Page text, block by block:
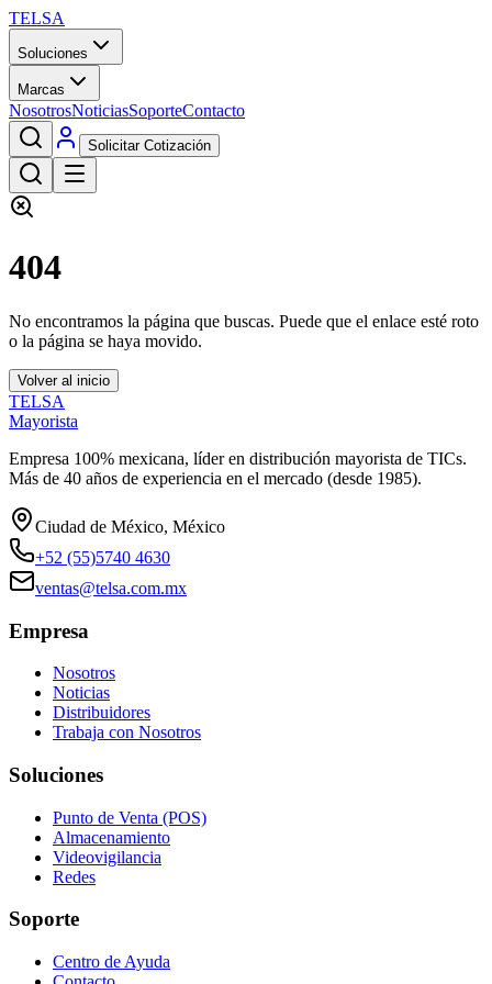
TELSA
Soluciones
Marcas
NosotrosNoticiasSoporteContacto
Solicitar Cotización
404
No encontramos la página que buscas. Puede que el enlace esté roto
o la página se haya movido.
Volver al inicio
TELSA
Mayorista
Empresa 100% mexicana, líder en distribución mayorista de TICs.
Más de 40 años de experiencia en el mercado (desde 1985).
Ciudad de México, México
+52 (55)5740 4630
ventas@telsa.com.mx
Empresa
Nosotros
Noticias
Distribuidores
Trabaja con Nosotros
Soluciones
Punto de Venta (POS)
Almacenamiento
Videovigilancia
Redes
Soporte
Centro de Ayuda